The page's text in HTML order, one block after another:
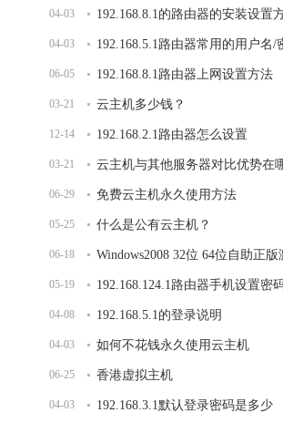
04-03 192.168.8.1的路由器的安装设置
04-03 192.168.5.1路由器常用的用户名/
06-05 192.168.8.1路由器上网设置方法
03-21 云主机多少钱？
12-14 192.168.2.1路由器怎么设置
03-21 云主机与其他服务器对比优势在
06-29 免费云主机永久使用方法
05-25 什么是公有云主机？
06-18 Windows2008 32位 64位自助正版
05-19 192.168.124.1路由器手机设置密
04-08 192.168.5.1的登录说明
04-03 如何不花钱永久使用云主机
06-25 香港虚拟主机
04-03 192.168.3.1默认登录密码是多少